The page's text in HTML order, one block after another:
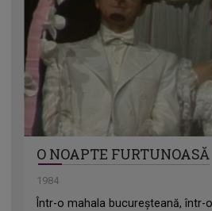
O NOAPTE FURTUNOASĂ
1984
Într-o mahala bucureșteană, într-